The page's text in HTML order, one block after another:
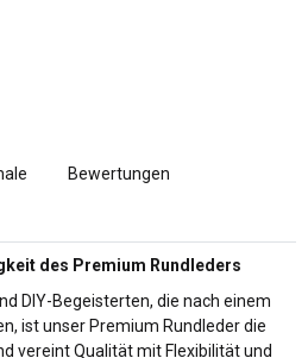
Bewertungen
des Premium Rundleders
DIY-Begeisterten, die nach einem
ist unser Premium Rundleder die
vereint Qualität mit Flexibilität und